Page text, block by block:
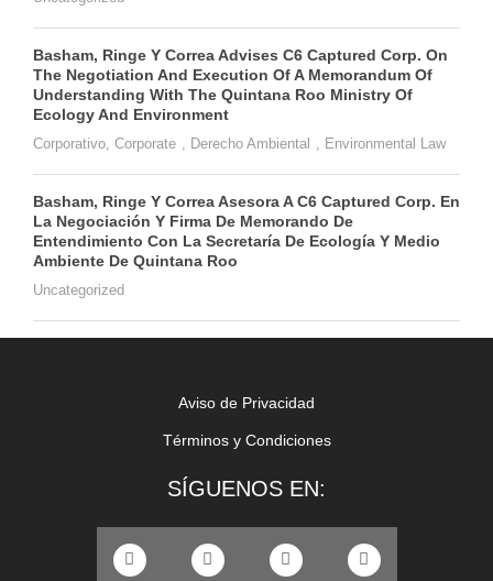
Basham, Ringe Y Correa Advises C6 Captured Corp. On
The Negotiation And Execution Of A Memorandum Of
Understanding With The Quintana Roo Ministry Of
Ecology And Environment
Corporativo Corporate Derecho Ambiental Environmental Law
Basham, Ringe Y Correa Asesora A C6 Captured Corp. En
La Negociación Y Firma De Memorando De
Entendimiento Con La Secretaría De Ecología Y Medio
Ambiente De Quintana Roo
Uncategorized
Aviso de Privacidad
Términos y Condiciones
SÍGUENOS EN: